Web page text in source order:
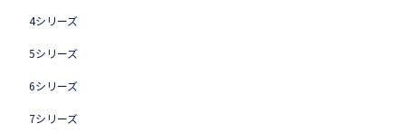
4シリーズ
5シリーズ
6シリーズ
7シリーズ